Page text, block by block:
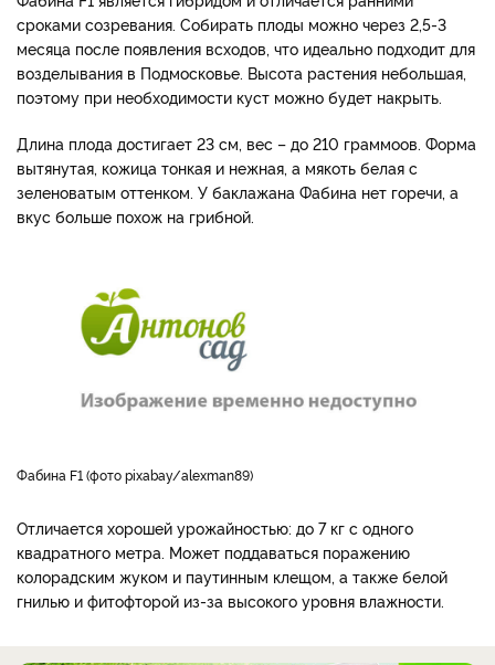
сроками созревания. Собирать плоды можно через 2,5-3
месяца после появления всходов, что идеально подходит для
возделывания в Подмосковье. Высота растения небольшая,
поэтому при необходимости куст можно будет накрыть.
Длина плода достигает 23 см, вес – до 210 граммоов. Форма
вытянутая, кожица тонкая и нежная, а мякоть белая с
зеленоватым оттенком. У баклажана Фабина нет горечи, а
вкус больше похож на грибной.
Фабина F1 (фото pixabay/alexman89)
Отличается хорошей урожайностью: до 7 кг с одного
квадратного метра. Может поддаваться поражению
колорадским жуком и паутинным клещом, а также белой
гнилью и фитофторой из-за высокого уровня влажности.